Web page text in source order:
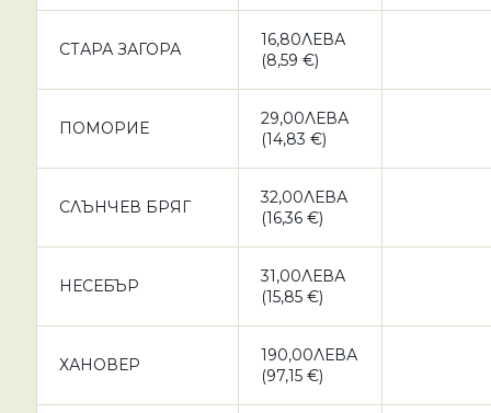
СТАРА ЗАГОРА
16,80ЛЕВА
(8,59 €)
ПОМОРИЕ
29,00ЛЕВА
(14,83 €)
СЛЪНЧЕВ БРЯГ
32,00ЛЕВА
(16,36 €)
НЕСЕБЪР
31,00ЛЕВА
(15,85 €)
ХАНОВЕР
190,00ЛЕВА
(97,15 €)